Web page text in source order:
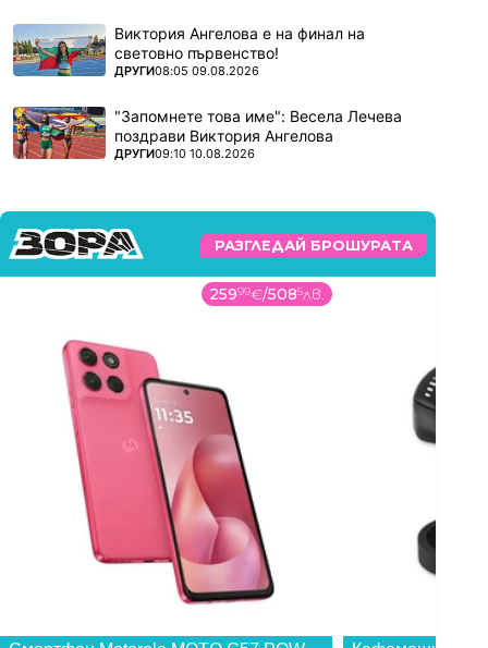
Виктория Ангелова е на финал на
световно първенство!
ПОВЕЧЕ ОТ
ДРУГИ08:05 09.08.2026
"Запомнете това име": Весела Лечева
поздрави Виктория Ангелова
ПОВЕЧЕ ОТ
ДРУГИ09:10 10.08.2026
РАЗГЛЕДАЙ БРОШУРАТА
25999€/5085лв.